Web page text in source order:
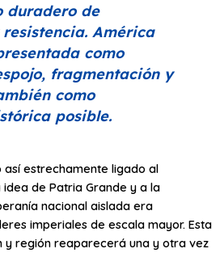
duradero de
América
como
fragmentación y
como
posible.
así estrechamente ligado al
de Patria Grande y a la
nacional aislada era
imperiales de escala mayor. Esta
y región reaparecerá una y otra vez